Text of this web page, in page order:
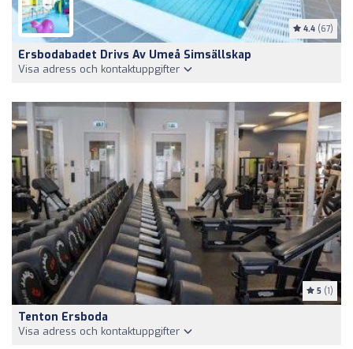
4.4 (67)
Ersbodabadet Drivs Av Umeå Simsällskap
Visa adress och kontaktuppgifter
5 (1)
Tenton Ersboda
Visa adress och kontaktuppgifter